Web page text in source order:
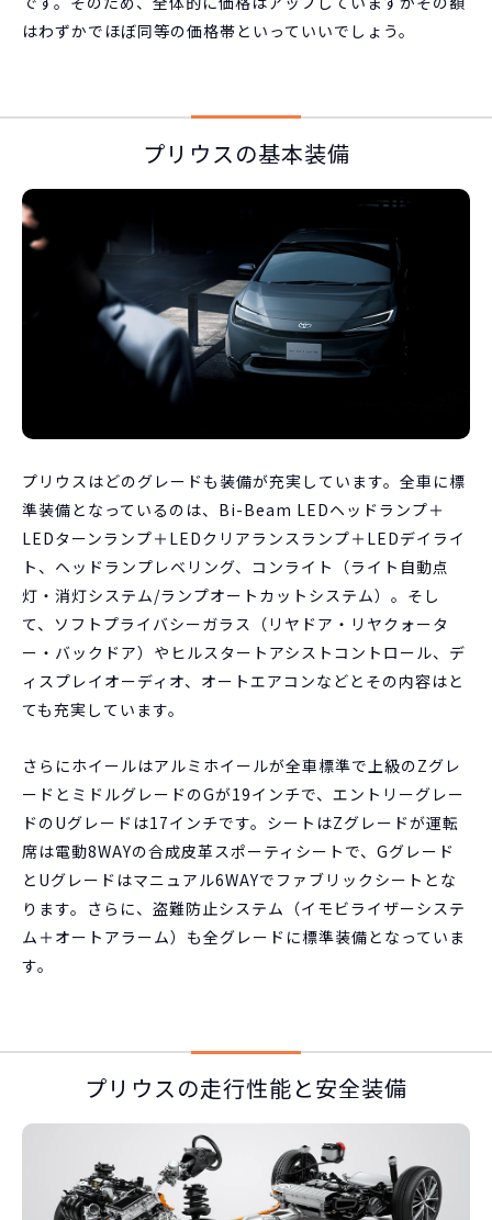
はわずかでほぼ同等の価格帯といっていいでしょう。
プリウスの基本装備
プリウスはどのグレードも装備が充実しています。全車に標
準装備となっているのは、Bi-Beam LEDヘッドランプ＋
LEDターンランプ＋LEDクリアランスランプ＋LEDデイライ
ト、ヘッドランプレベリング、コンライト（ライト自動点
灯・消灯システム/ランプオートカットシステム）。そし
て、ソフトプライバシーガラス（リヤドア・リヤクォータ
ー・バックドア）やヒルスタートアシストコントロール、デ
ィスプレイオーディオ、オートエアコンなどとその内容はと
ても充実しています。
さらにホイールはアルミホイールが全車標準で上級のZグレ
ードとミドルグレードのGが19インチで、エントリーグレー
ドのUグレードは17インチです。シートはZグレードが運転
席は電動8WAYの合成皮革スポーティシートで、Gグレード
とUグレードはマニュアル6WAYでファブリックシートとな
ります。さらに、盗難防止システム（イモビライザーシステ
ム＋オートアラーム）も全グレードに標準装備となっていま
す。
プリウスの走行性能と安全装備